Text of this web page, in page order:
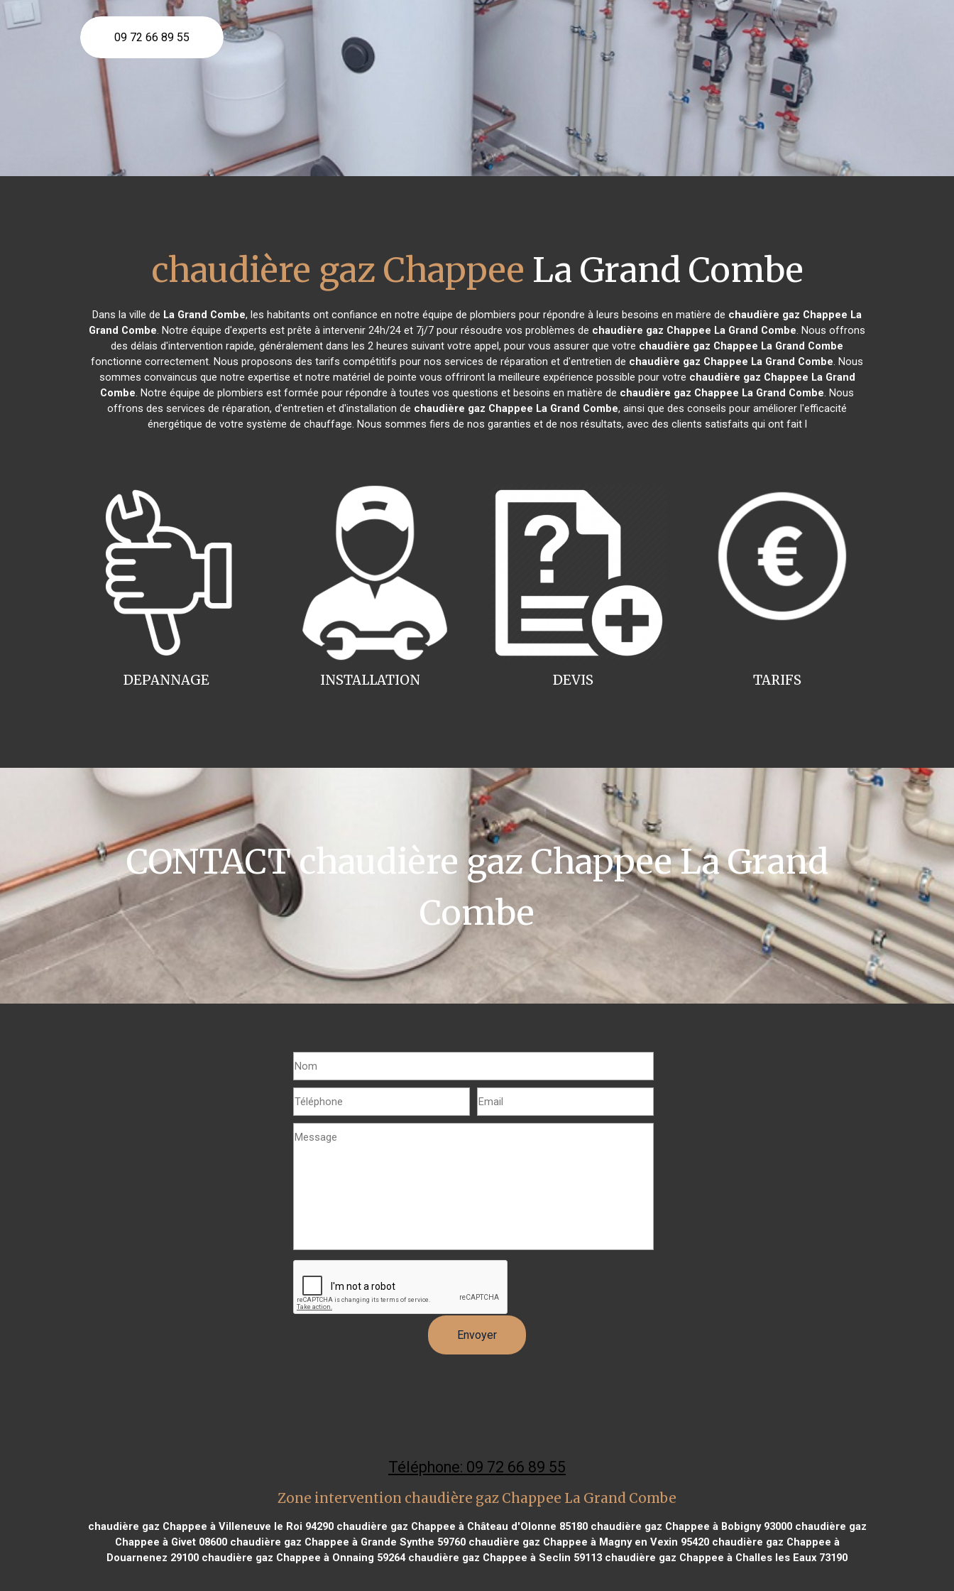
09 72 66 89 55
chaudière gaz Chappee La Grand Combe
Dans la ville de La Grand Combe, les habitants ont confiance en notre équipe de plombiers pour répondre à leurs besoins en matière de chaudière gaz Chappee La
Grand Combe. Notre équipe d'experts est prête à intervenir 24h/24 et 7j/7 pour résoudre vos problèmes de chaudière gaz Chappee La Grand Combe. Nous offrons
des délais d'intervention rapide, généralement dans les 2 heures suivant votre appel, pour vous assurer que votre chaudière gaz Chappee La Grand Combe
fonctionne correctement. Nous proposons des tarifs compétitifs pour nos services de réparation et d'entretien de chaudière gaz Chappee La Grand Combe. Nous
sommes convaincus que notre expertise et notre matériel de pointe vous offriront la meilleure expérience possible pour votre chaudière gaz Chappee La Grand
Combe. Notre équipe de plombiers est formée pour répondre à toutes vos questions et besoins en matière de chaudière gaz Chappee La Grand Combe. Nous
offrons des services de réparation, d'entretien et d'installation de chaudière gaz Chappee La Grand Combe, ainsi que des conseils pour améliorer l'efficacité
énergétique de votre système de chauffage. Nous sommes fiers de nos garanties et de nos résultats, avec des clients satisfaits qui ont fait l
INSTALLATION
DEPANNAGE TARIFS
DEVIS
CONTACT chaudière gaz Chappee La Grand
Combe
Téléphone: 09 72 66 89 55
Zone intervention chaudière gaz Chappee La Grand Combe
chaudière gaz Chappee à Villeneuve le Roi 94290chaudière gaz Chappee à Château d'Olonne 85180chaudière gaz Chappee à Bobigny 93000chaudière gaz
Chappee à Givet 08600chaudière gaz Chappee à Grande Synthe 59760chaudière gaz Chappee à Magny en Vexin 95420chaudière gaz Chappee à
Douarnenez 29100 chaudière gaz Chappee à Onnaing 59264chaudière gaz Chappee à Seclin 59113 chaudière gaz Chappee à Challes les Eaux 73190